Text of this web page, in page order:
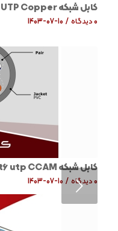
کابل شبکه Cat6 UTP Copper
0 دیدگاه /
1403-07-10
کابل شبکه Cat6 utp CCAM
0 دیدگاه /
1403-07-10